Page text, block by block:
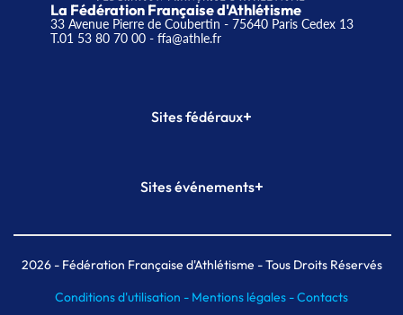
La Fédération Française d'Athlétisme
33 Avenue Pierre de Coubertin - 75640 Paris Cedex 13
T.01 53 80 70 00- ffa@athle.fr
Sites fédéraux+
Plateforme Formation
Sites événements+
Meeting de Paris indoor
MAIF Ekiden de Paris
2026- Fédération Française d'Athlétisme - Tous Droits Réservés
Conditions d'utilisation - Mentions légales -Contacts